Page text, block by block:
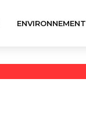
ENVIRONNEMENT